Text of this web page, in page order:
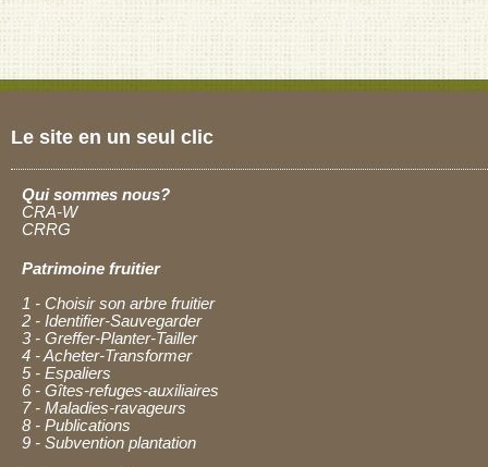
Le site en un seul clic
Qui sommes nous?
CRA-W
CRRG
Patrimoine fruitier
1 - Choisir son arbre fruitier
2 - Identifier-Sauvegarder
3 - Greffer-Planter-Tailler
4 - Acheter-Transformer
5 - Espaliers
6 - Gîtes-refuges-auxiliaires
7 - Maladies-ravageurs
8 - Publications
9 - Subvention plantation